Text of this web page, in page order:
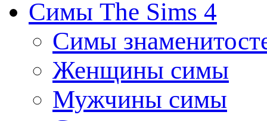
Симы The Sims 4
Симы
Женщины симы
Мужчины симы